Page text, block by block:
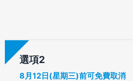
選項
8月12日(星期三)前可免費取消